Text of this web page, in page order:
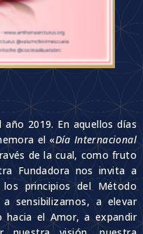
2019. En aquellos días
el «Día Internacional
de la cual, como fruto
Fundadora nos invita a
principios del Método
sensibilizarnos, a elevar
hacia el Amor, a expandir